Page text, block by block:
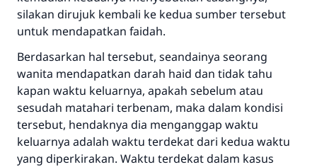
silakan dirujuk kembali ke kedua sumber tersebut
untuk mendapatkan faidah.
Berdasarkan hal tersebut, seandainya seorang
wanita mendapatkan darah haid dan tidak tahu
kapan waktu keluarnya, apakah sebelum atau
sesudah matahari terbenam, maka dalam kondisi
tersebut, hendaknya dia menganggap waktu
keluarnya adalah waktu terdekat dari kedua waktu
yang diperkirakan. Waktu terdekat dalam kasus